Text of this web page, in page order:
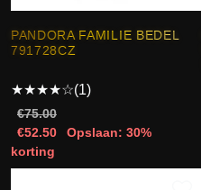
PANDORA FAMILIE BEDEL
791728CZ
★★★★☆(1)
€75.00
€52.50
Opslaan: 30%
korting